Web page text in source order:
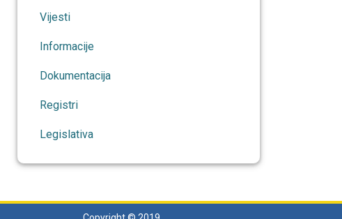
Vijesti
Informacije
Dokumentacija
Registri
Legislativa